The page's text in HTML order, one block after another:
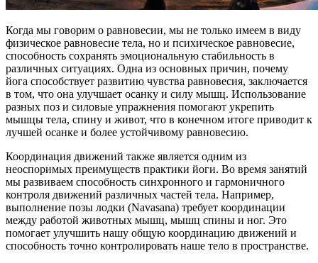
Когда мы говорим о равновесии, мы не только имеем в виду
физическое равновесие тела, но и психическое равновесие,
способность сохранять эмоциональную стабильность в
различных ситуациях. Одна из основных причин, почему
йога способствует развитию чувства равновесия, заключается
в том, что она улучшает осанку и силу мышц. Использование
разных поз и силовые упражнения помогают укрепить
мышцы тела, спину и живот, что в конечном итоге приводит к
лучшей осанке и более устойчивому равновесию.
Координация движений также является одним из
неоспоримых преимуществ практики йоги. Во время занятий
мы развиваем способность синхронного и гармоничного
контроля движений различных частей тела. Например,
выполнение позы лодки (Navasana) требует координации
между работой животных мышц, мышц спины и ног. Это
помогает улучшить нашу общую координацию движений и
способность точно контролировать наше тело в пространстве.